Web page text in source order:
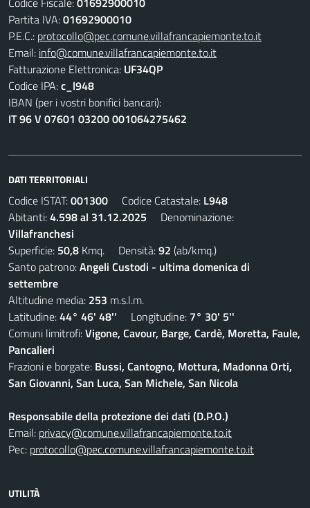
Partita IVA:01692900010
P.E.C.: protocollo@pec.comune.villafrancapiemonte.to.it
Email: info@comune.villafrancapiemonte.to.it
Fatturazione Elettronica: UF34QP
Codice IPA:c_l948
IBAN (per i vostri bonifici bancari):
IT 96 V 07601 03200 001064275462
DATI TERRITORIALI
Codice ISTAT:001300 Codice Catastale: L948
Abitanti:4.598 al 31.12.2025 Denominazione:
Villafranchesi
Superficie: 50,8 Kmq. Densità:92 (ab/kmq.)
Santo patrono:Angeli Custodi - ultima domenica di
settembre
Altitudine media: 253 m.s.l.m.
Latitudine:44° 46' 48'' Longitudine: 7° 30' 5''
Comuni limitrofi:Vigone, Cavour, Barge, Cardè, Moretta, Faule,
Pancalieri
Frazioni e borgate: Bussi, Cantogno, Mottura, Madonna Orti,
San Giovanni, San Luca, San Michele, San Nicola
Responsabile della protezione dei dati (D.P.O.)
Email: privacy@comune.villafrancapiemonte.to.it
Pec: protocollo@pec.comune.villafrancapiemonte.to.it
UTILITÀ